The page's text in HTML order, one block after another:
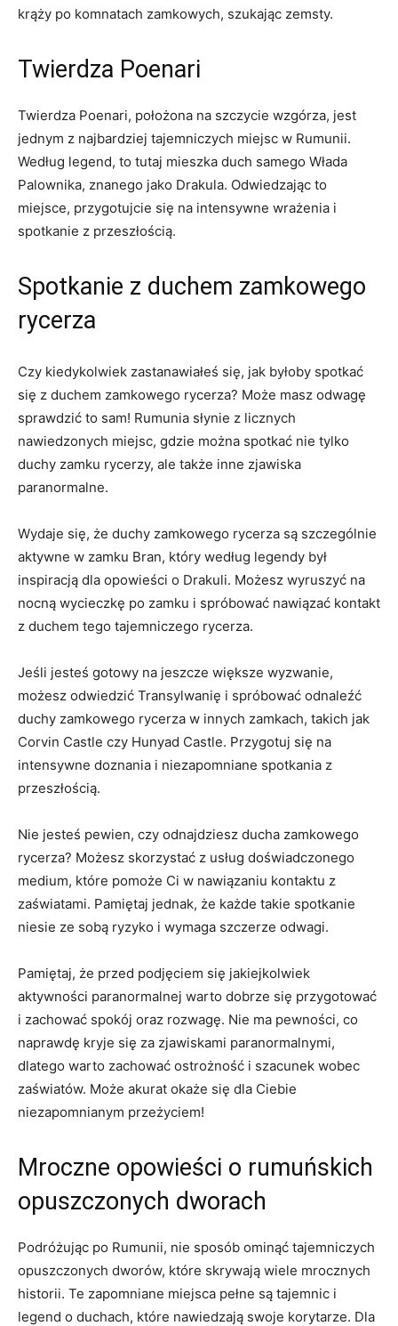
krąży ⁣po komnatach zamkowych, ⁣szukając zemsty.
Twierdza Poenari
Twierdza ‌Poenari, położona na ⁤szczycie wzgórza, jest
jednym z najbardziej ​tajemniczych miejsc w Rumunii.
Według legend, to tutaj mieszka duch samego ⁤Włada
Palownika, ⁤znanego jako​ Drakula. Odwiedzając to
miejsce, ‌przygotujcie się na intensywne wrażenia i
spotkanie z przeszłością.
Spotkanie z duchem zamkowego
rycerza
Czy kiedykolwiek zastanawiałeś się, jak byłoby spotkać
się z ​duchem zamkowego ⁣rycerza? Może masz odwagę
‍sprawdzić ‍to sam! Rumunia słynie z licznych
nawiedzonych‍ miejsc, gdzie można spotkać nie tylko
duchy zamku rycerzy, ale także inne ⁤zjawiska
paranormalne.
Wydaje się, że duchy zamkowego rycerza są‌ szczególnie
aktywne w zamku ‌Bran, który według legendy był
inspiracją dla opowieści o Drakuli. ‌Możesz wyruszyć na
nocną wycieczkę ⁤po ‌zamku i spróbować nawiązać kontakt
z duchem tego⁢ tajemniczego rycerza.
Jeśli jesteś gotowy na​ jeszcze‌ większe wyzwanie,
‌możesz odwiedzić Transylwanię i spróbować odnaleźć⁤
duchy zamkowego​ rycerza w⁢ innych zamkach, takich jak
Corvin Castle czy Hunyad Castle. Przygotuj się na
intensywne doznania i‌ niezapomniane spotkania z
przeszłością.
Nie jesteś pewien, czy odnajdziesz ducha zamkowego
rycerza? Możesz skorzystać z⁢ usług doświadczonego
medium, ‌które pomoże Ci‍ w nawiązaniu kontaktu z
zaświatami. Pamiętaj jednak, że każde takie spotkanie
niesie ze⁢ sobą ryzyko i⁤ wymaga szczerze odwagi.
Pamiętaj, że przed podjęciem się jakiejkolwiek
aktywności paranormalnej warto dobrze się przygotować
⁢i zachować spokój oraz rozwagę. ‌Nie ma pewności, co
⁤naprawdę kryje się⁣ za zjawiskami⁢ paranormalnymi,
dlatego warto zachować ostrożność i ‍szacunek wobec
zaświatów. Może akurat okaże się dla Ciebie
niezapomnianym przeżyciem!
Mroczne opowieści o rumuńskich
opuszczonych⁢ dworach
Podróżując po Rumunii, nie sposób ominąć tajemniczych
opuszczonych dworów, które skrywają wiele mrocznych⁤
historii. Te zapomniane miejsca pełne są tajemnic i
legend o duchach, które nawiedzają swoje korytarze. Dla